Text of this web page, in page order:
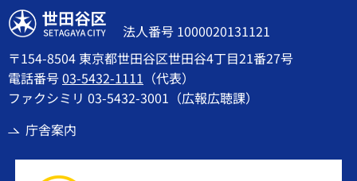
世田谷区
法人番号 1000020131121
〒154-8504 東京都世田谷区世田谷4丁目21番27号
電話番号03-5432-1111 （代表）
ファクシミリ 03-5432-3001（広報広聴課）
庁舎案内